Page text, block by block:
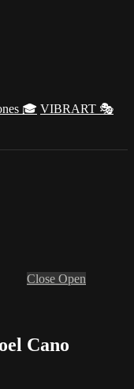
🎓 VIBRART 🎭
Close Open
Cano